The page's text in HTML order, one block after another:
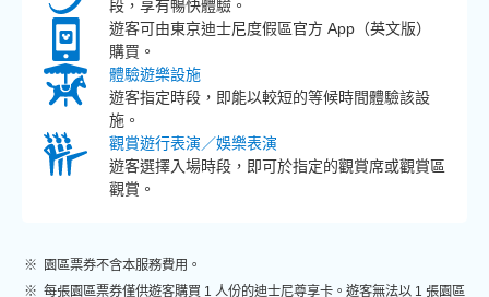
段，享有暢快體驗。
遊客可由東京迪士尼度假區官方 App（英文版）
購買。
體驗遊樂設施
遊客指定時段，即能以較短的等候時間體驗該設
施。
觀賞遊行表演／娛樂表演
遊客選擇入場時段，即可於指定的觀賞席或觀賞區
觀賞。
園區票券不含本服務費用。
每張園區票券僅供遊客購買 1 人份的迪士尼尊享卡。遊客無法以 1 張園區